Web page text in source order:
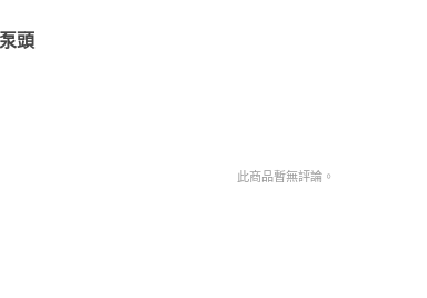
頭
此商品暫無評論。